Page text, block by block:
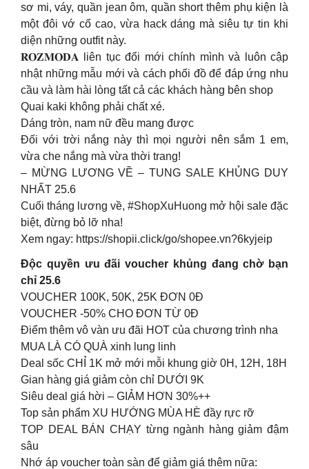
sơ mi, váy, quần jean ôm, quần short thêm phụ kiện là
một đôi vớ cổ cao, vừa hack dáng mà siêu tự tin khi
diện những outfit này.
𝐑𝐎𝐙𝐌𝐎𝐃𝐀 liên tục đổi mới chính mình và luôn cập
nhật những mẫu mới và cách phối đồ để đáp ứng nhu
cầu và làm hài lòng tất cả các khách hàng bên shop
Quai kaki không phải chất xé.
Dáng tròn, nam nữ đều mang được
Đối với trời nắng này thì mọi người nên sắm 1 em,
vừa che nắng mà vừa thời trang!
– MỪNG LƯƠNG VỀ – TUNG SALE KHỦNG DUY
NHẤT 25.6
Cuối tháng lương về, #ShopXuHuong mở hội sale đặc
biệt, đừng bỏ lỡ nha!
Xem ngay: https://shopii.click/go/shopee.vn?6kyjeip
Độc quyền ưu đãi voucher khủng đang chờ bạn
chỉ 25.6
VOUCHER 100K, 50K, 25K ĐƠN 0Đ
VOUCHER -50% CHO ĐƠN TỪ 0Đ
Điểm thêm vô vàn ưu đãi HOT của chương trình nha
MUA LÀ CÓ QUÀ xinh lung linh
Deal sốc CHỈ 1K mở mới mỗi khung giờ 0H, 12H, 18H
Gian hàng giá giảm còn chỉ DƯỚI 9K
Siêu deal giá hời – GIẢM HƠN 30%++
Top sản phẩm XU HƯỚNG MÙA HÈ đầy rực rỡ
TOP DEAL BÁN CHẠY từng ngành hàng giảm đậm
sâu
Nhớ áp voucher toàn sàn để giảm giá thêm nữa: